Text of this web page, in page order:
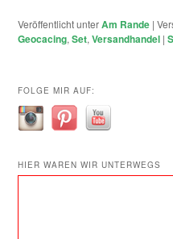
Veröffentlicht unterAm Rande |
Geocacing,Set,Versandhandel |
FOLGE MIR AUF:
HIER WAREN WIR UNTERWEGS